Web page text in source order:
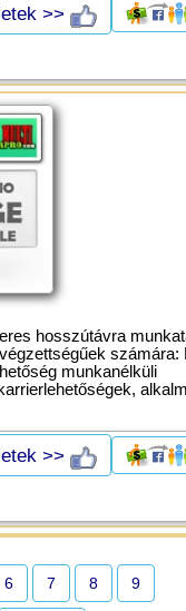
>>
hosszútávra
számára:
munkanélküli
>>
6 7 8 9